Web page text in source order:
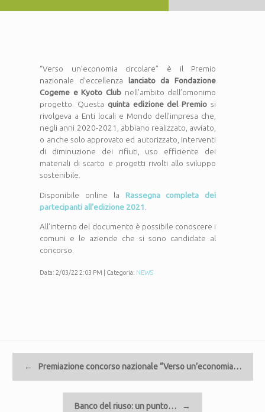
“Verso un’economia circolare” è il Premio
nazionale d’eccellenza lanciato da Fondazione
Cogeme e Kyoto Clubnell’ambito dell’omonimo
progetto. Questa quinta edizione del Premio si
rivolgeva a Enti locali e Mondo dell’impresa che,
negli anni 2020-2021, abbiano realizzato, avviato,
o anche solo approvato ed autorizzato, interventi
di diminuzione dei rifiuti, uso efficiente dei
materiali di scarto e progetti rivolti allo sviluppo
sostenibile.
Disponibile online la Rassegna completa dei
partecipanti all’edizione 2021
All’interno del documento è possibile conoscere i
comuni e le aziende che si sono candidate al
concorso.
Data: 2/03/22 2:03 PM | Categoria: NEWS
←
Premiazione concorso nazionale “Verso un’economia…
Banco del riuso: un punto… →